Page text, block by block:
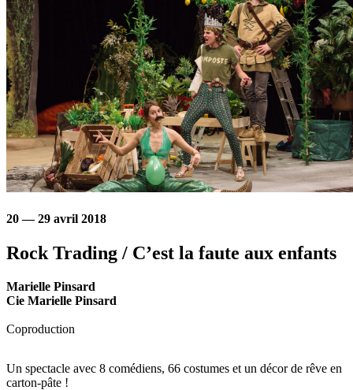
20 — 29 avril 2018
Rock Trading / C’est la faute aux enfants
Marielle Pinsard
Cie Marielle Pinsard
Coproduction
Un spectacle avec 8 comédiens, 66 costumes et un décor de rêve en
carton-pâte !